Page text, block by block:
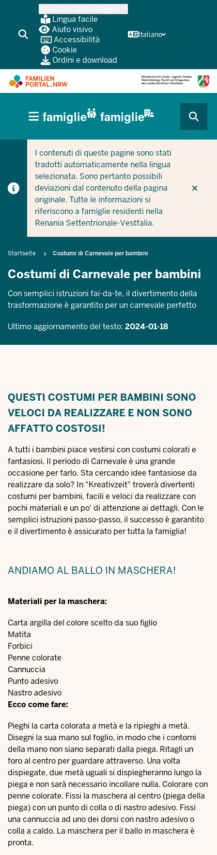
contenuto
principale
Lingua facile
Aiuto visivo
Accessibilità
Cookie
Ordini e download
Italiano
CURRENT SECTION PER LE AZIENDE/COMUNI
CURRENT SECTION PER LE FAMIGLIE
HAUPTNAVIGATION
(BÜRGERBEREICH
famiglie famiglie
I contenuti di queste pagine sono stati
tradotti automaticamente nella lingua
selezionata. Sono pertanto possibili
deviazioni dal contenuto della pagina
originale. Tutte le informazioni si
riferiscono a famiglie residenti nella
Renania Settentrionale-Vestfalia.
Breadcrumb
Startseite Costumi di Carnevale per bambini
Costumi di Carnevale per bambini
Con semplici istruzioni fai-da-te, il divertimento della
trasformazione è garantito per un carnevale perfetto
Ultimo aggiornamento del testo: 2024-01-18
QUESTI COSTUMI PER BAMBINI SONO
VELOCI DA REALIZZARE E NON SONO
AFFATTO COSTOSI!
A tutti i bambini piace vestirsi con costumi colorati e
fantasiosi. Il periodo di Carnevale è una grande
occasione per farlo. Sta cercando idee fantasiose da
realizzare da solo? In "Kreativzeit" troverà divertenti
costumi per bambini, facili e veloci da realizzare con
pochi materiali e un po' di attenzione ai dettagli. Con le
semplici istruzioni passo-passo, il successo è garantito
e il divertimento è assicurato per tutta la famiglia!
ANDIAMO AL BALLO IN MASCHERA!
Materiali per la maschera:
Carta argilla del colore scelto da suo figlio
Matita
Forbici
Penne colorate
Cannuccia
Punto adesivo
Nastro adesivo
Ecco come fare:
Pieghi la carta colorata a metà e la ripieghi a metà.
Disegni la sua mano sul foglio, in modo che i contorni
della mano non siano separati dalla piega. Ritagli un
foro al centro per guardare attraverso. Una volta
dispiegate, due metà uguali si dispiegheranno lungo la
piega e non sarà necessario incollare nulla. Colorare con
penne colorate. Fissi la maschera al centro (piega della
piega) con un punto di colla o di nastro adesivo. Fissi
una cannuccia ad uno dei dorsi con nastro adesivo o
colla a caldo. La maschera per il ballo in maschera è
pronta.